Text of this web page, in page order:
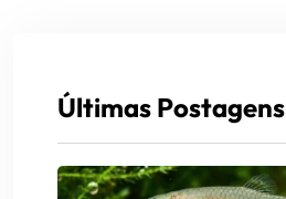
Últimas Postagens